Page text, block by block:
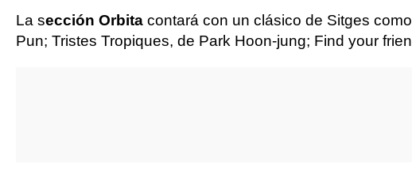
La sección Orbita contará con un clásico de Sitges
Pun; Tristes Tropiques, de Park Hoon-jung; Find your